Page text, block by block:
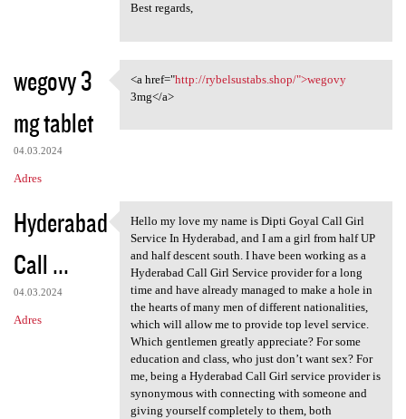
Best regards,
wegovy 3
mg tablet
04.03.2024
Adres
<a href="http://rybelsustabs
<a href="http://rybelsustabs.shop/">wegovy
3mg</a>
Hyderabad
Call ...
04.03.2024
Adres
Hello my love my name is
Hello my love my name is Dipti Goyal Call Girl
Service In Hyderabad, and I am a girl from half UP
and half descent south. I have been working as a
Hyderabad Call Girl Service provider for a long
time and have already managed to make a hole in
the hearts of many men of different nationalities,
which will allow me to provide top level service.
Which gentlemen greatly appreciate? For some
education and class, who just don’t want sex? For
me, being a Hyderabad Call Girl service provider is
synonymous with connecting with someone and
giving yourself completely to them, both